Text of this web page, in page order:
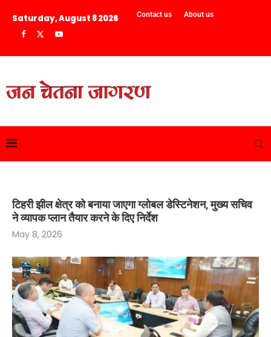
Saturday, August 8 2026 Contact us About us
टिहरी झील क्षेत्र को बनाया जाएगा ग्लोबल डेस्टिनेशन, मुख्य सचिव
ने व्यापक प्लान तैयार करने के दिए निर्देश
May 8, 2026